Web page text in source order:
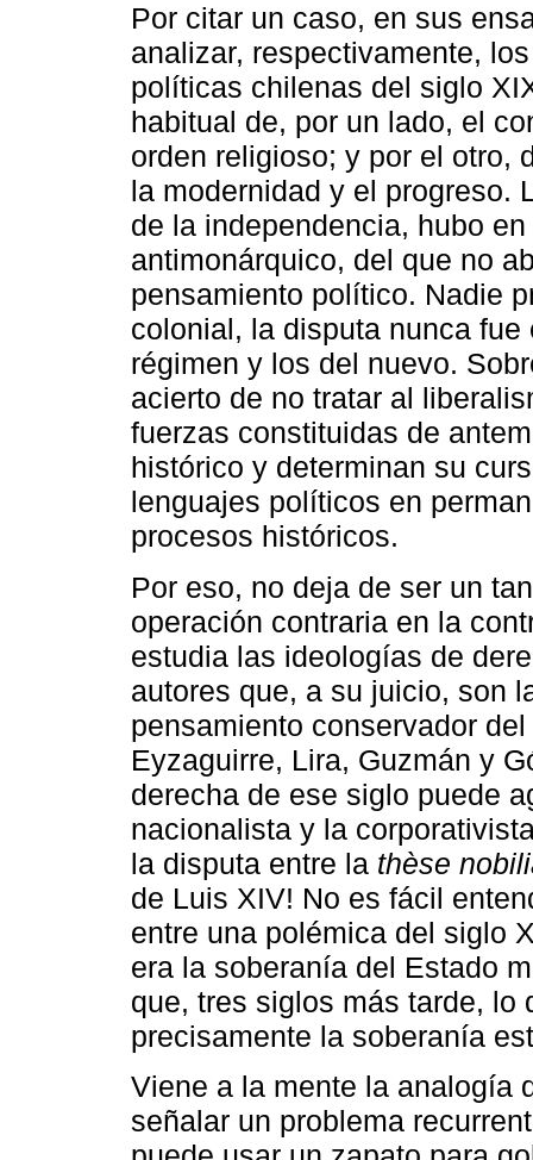
Por citar un caso, en sus
analizar, respectivamente,
políticas chilenas del siglo
habitual de, por un lado, el
orden religioso; y por el otro,
la modernidad y el progreso.
de la independencia, hubo
antimonárquico, del que no
pensamiento político. Nadie
colonial, la disputa nunca
régimen y los del nuevo.
acierto de no tratar al
fuerzas constituidas de
histórico y determinan su
lenguajes políticos en
procesos históricos.
Por eso, no deja de ser un
operación contraria en la
estudia las ideologías de
autores que, a su juicio, son
pensamiento conservador
Eyzaguirre, Lira, Guzmán y
derecha de ese siglo puede
nacionalista y la
la disputa entre la thèse
de Luis XIV! No es fácil
entre una polémica del siglo
era la soberanía del Estado
que, tres siglos más tarde, lo
precisamente la soberanía
Viene a la mente la analogía
señalar un problema